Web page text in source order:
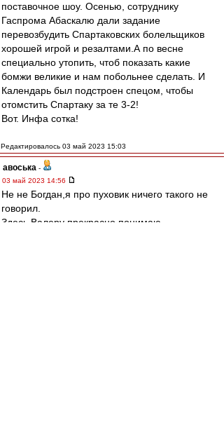
поставочное шоу. Осенью, сотруднику
Гаспрома Абаскалю дали задание
перевозбудить Спартаковских болельщиков
хорошей игрой и резалтами.А по весне
специально утопить, чтоб показать какие
бомжи великие и нам побольнее сделать. И
Календарь был подстроен спецом, чтобы
отомстить Спартаку за те 3-2!
Вот. Инфа сотка!
Редактировалось 03 май 2023 15:03
авоська -
03 май 2023 14:56
Не не Богдан,я про пуховик ничего такого не
говорил.
Здесь Валеру прекрасно понимаю.